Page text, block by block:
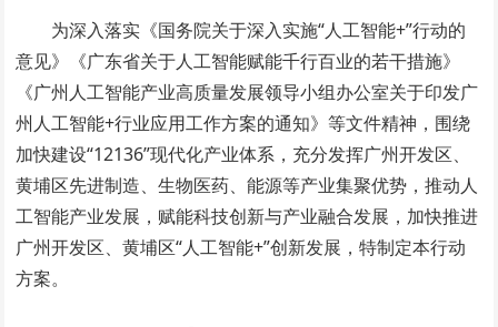
为深入落实《国务院关于深入实施“人工智能+”行动的
意见》《广东省关于人工智能赋能千行百业的若干措施》
《广州人工智能产业高质量发展领导小组办公室关于印发广
州人工智能+行业应用工作方案的通知》等文件精神，围绕
加快建设“12136”现代化产业体系，充分发挥广州开发区、
黄埔区先进制造、生物医药、能源等产业集聚优势，推动人
工智能产业发展，赋能科技创新与产业融合发展，加快推进
广州开发区、黄埔区“人工智能+”创新发展，特制定本行动
方案。